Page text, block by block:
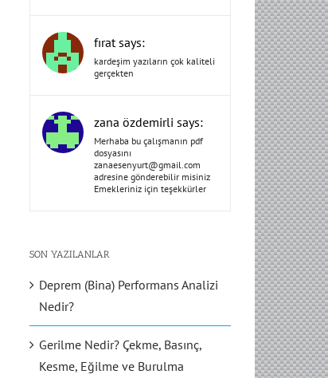
fırat says:
kardeşim yazıların çok kaliteli
gerçekten
zana özdemirli says:
Merhaba bu çalışmanın pdf
dosyasını
zanaesenyurt@gmail.com
adresine gönderebilir misiniz
Emekleriniz için teşekkürler
SON YAZILANLAR
Deprem (Bina) Performans Analizi
Nedir?
Gerilme Nedir? Çekme, Basınç,
Kesme, Eğilme ve Burulma